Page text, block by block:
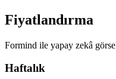
Fiyatlandırma
Formind ile yapay zekâ
Haftalık